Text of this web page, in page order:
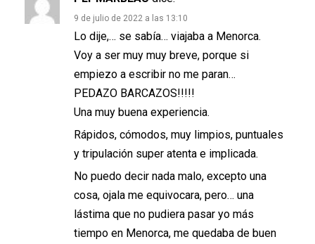
9 de julio de 2022 a las 13:10
Lo dije,… se sabía… viajaba a Menorca.
Voy a ser muy muy breve, porque si
empiezo a escribir no me paran…
PEDAZO BARCAZOS!!!!!
Una muy buena experiencia.
Rápidos, cómodos, muy limpios, puntuales
y tripulación super atenta e implicada.
No puedo decir nada malo, excepto una
cosa, ojala me equivocara, pero… una
lástima que no pudiera pasar yo más
tiempo en Menorca, me quedaba de buen